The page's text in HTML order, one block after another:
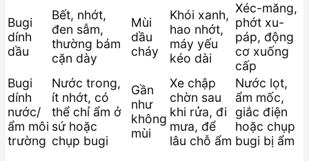
Bugi
dính
dầu
Bết, nhớt,
đen sẫm,
thường bám
cặn dày
Mùi
dầu
cháy
Khói xanh,
hao nhớt,
máy yếu
kéo dài
Xéc-măng,
phớt xu-
páp, động
cơ xuống
cấp
Bugi
dính
nước/
ẩm môi
trường
Nước trong,
ít nhớt, có
thể chỉ ẩm ở
sứ hoặc
chụp bugi
Gần
như
không
mùi
Xe chập
chờn sau
khi rửa, đi
mưa, để
lâu chỗ ẩm
Nước lọt,
ẩm mốc,
giắc điện
hoặc chụp
bugi bị ẩm